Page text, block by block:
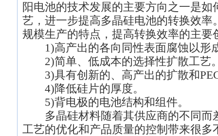
阳电池的技术发展的主要方向之一是如
艺，进一步提高多晶硅电池的转换效率
规模生产的特点，提高转换效率的主要
1)高产出的各向同性表面腐蚀以形
2)简单、低成本的选择性扩散工艺
3)具有创新的、高产出的扩散和
4)降低硅片的厚度。
5)背电极的电池结构和组件。
多晶硅材料随着其供应商的不同而
工艺的优化和产品质量的控制带来很多